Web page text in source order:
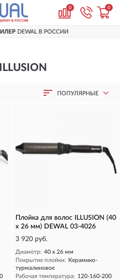
0 0
В РОССИИ
ПОПУЛЯРНЫЕ
Плойка для волос ILLUSION (40
x 26 мм) DEWAL 03-4026
3 920 руб.
Диаметр: 40 х 26 мм
Покрытие плойки: Керамико-
турмалиновое
Рабочая температура: 120-160-200